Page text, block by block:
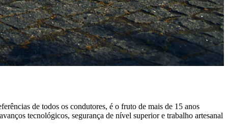
de todos os condutores, é o fruto de mais de 15 anos
tecnológicos, segurança de nível superior e trabalho artesanal